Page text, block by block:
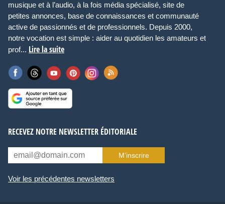
musique et à l’audio, à la fois média spécialisé, site de
petites annonces, base de connaissances et communauté
active de passionnés et de professionnels. Depuis 2000,
notre vocation est simple : aider au quotidien les amateurs et
prof... Lire la suite
RECEVEZ NOTRE NEWSLETTER ÉDITORIALE
M’inscrire
Voir les précédentes newsletters